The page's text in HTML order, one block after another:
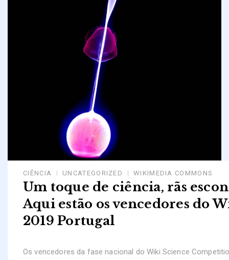
CIÊNCIA UNCATEGORIZED WIKIMEDIA COMMONS
Um toque de ciência, rãs
Aqui estão os vencedores do
2019 Portugal
Os vencedores da fase nacional do Wiki Science